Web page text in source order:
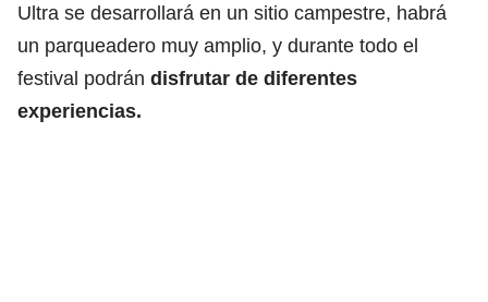
Ultra se desarrollará en un sitio campestre, habrá
un parqueadero muy amplio, y durante todo el
festival podrán disfrutar de diferentes
experiencias.